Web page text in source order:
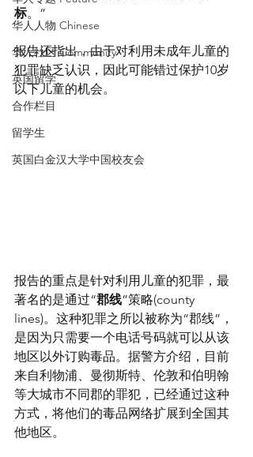
华人人物 Chinese
华人社区 Community
英国留学
合作栏目
留学生
英国白金汉大学中国校友会
标。”
报告还指出，由于对利用未成年儿童的
犯罪缺乏认识，因此可能错过保护10岁
以下儿童的机会。
报告的重点是针对利用儿童的犯罪，最
著名的是通过“郡线”策略(county
lines)。这种犯罪之所以被称为“郡线”，
是因为只需要一个电话号码就可以从该
地区以外订购毒品。据警方介绍，目前
来自利物浦、曼彻斯特、伦敦和伯明翰
等大城市不同郡的罪犯，已经通过这种
方式，将他们的毒品网络扩展到全国其
他地区。